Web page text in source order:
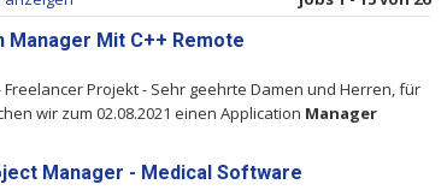
Mit C++ Remote
Projekt - Sehr geehrte Damen und Herren, für
wir zum 02.08.2021 einen Application Manager
Manager - Medical Software